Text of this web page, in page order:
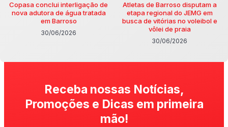
Copasa conclui interligação de
nova adutora de água tratada
em Barroso
30/06/2026
Atletas de Barroso disputam a
etapa regional do JEMG em
busca de vitórias no voleibol e
vôlei de praia
30/06/2026
Receba nossas Notícias,
Promoções e Dicas em primeira
mão!